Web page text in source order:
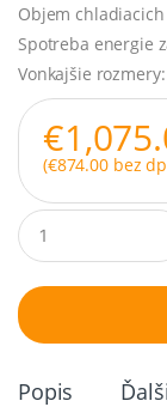
Objem
Spotreba energie
Vonkajšie
€
(€874.00bez
Q
u
a
t
i
Popis